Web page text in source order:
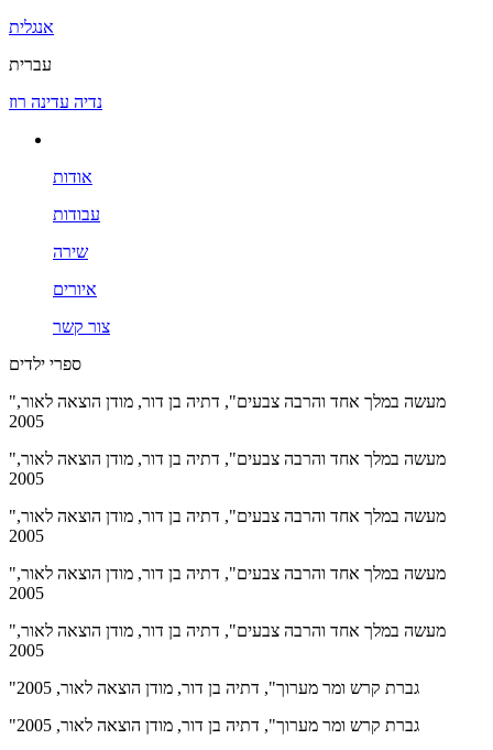
אנגלית
עברית
נדיה עדינה רוז
אודות
עבודות
שירה
איורים
צור קשר
ספרי ילדים
"מעשה במלך אחד והרבה צבעים", דתיה בן דור, מודן הוצאה לאור,
2005
"מעשה במלך אחד והרבה צבעים", דתיה בן דור, מודן הוצאה לאור,
2005
"מעשה במלך אחד והרבה צבעים", דתיה בן דור, מודן הוצאה לאור,
2005
"מעשה במלך אחד והרבה צבעים", דתיה בן דור, מודן הוצאה לאור,
2005
"מעשה במלך אחד והרבה צבעים", דתיה בן דור, מודן הוצאה לאור,
2005
"גברת קרש ומר מערוך", דתיה בן דור, מודן הוצאה לאור, 2005
"גברת קרש ומר מערוך", דתיה בן דור, מודן הוצאה לאור, 2005